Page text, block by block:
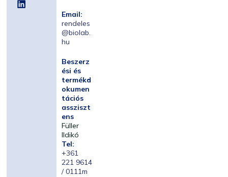
Email:
rendeles
@biolab.
hu
Beszerz
ési és
termékd
okumen
tációs
assziszt
ens
Füller
Ildikó
Tel:
+361
221 9614
/ 0111m